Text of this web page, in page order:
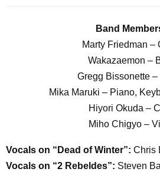
Band
Marty Friedman –
Wakazaemon –
Gregg Bissonette –
Mika Maruki – Piano,
Hiyori Okuda –
Miho Chigyo –
Vocals on “Dead of Winter”: Chris
Vocals on “2 Rebeldes”: Steven